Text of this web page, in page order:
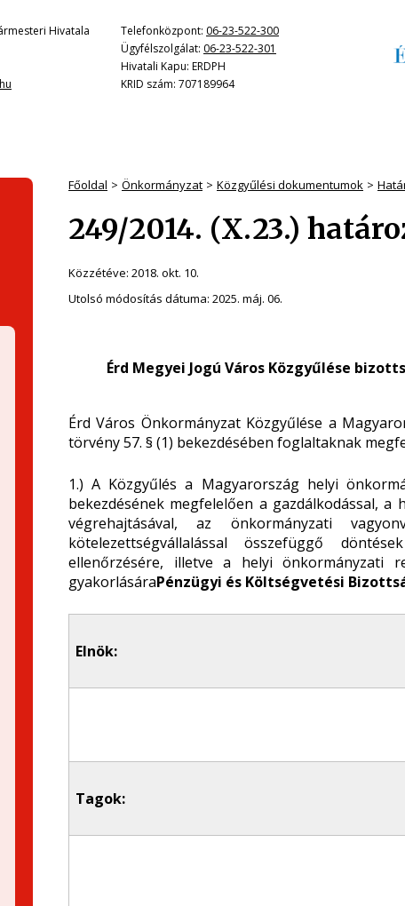
Hivatala
Telefonközpont: 06-23-522-300
Ügyfélszolgálat: 06-23-522-301
Hivatali Kapu: ERDPH
KRID szám: 707189964
Főoldal Önkormányzat Közgyűlési dokumentumok
249/2014. (X.23.)
Közzétéve: 2018. okt. 10.
Utolsó módosítás dátuma: 2025. máj. 06.
Érd Megyei Jogú Város Közgyűlése
Érd Város Önkormányzat Közgyűlése a
törvény 57. § (1) bekezdésében foglaltaknak
1.) A Közgyűlés a Magyarország helyi
bekezdésének megfelelően a gazdálkodással,
végrehajtásával, az önkormányzati
kötelezettségvállalással összefüggő
ellenőrzésére, illetve a helyi önkormányzati
gyakorlásáraPénzügyi és Költségvetési
Elnök:
Tagok: